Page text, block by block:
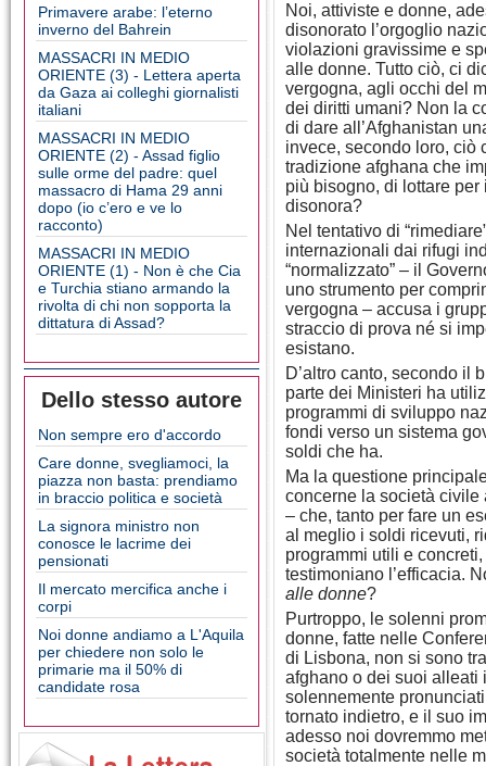
Primavere arabe: l’eterno
inverno del Bahrein
MASSACRI IN MEDIO
ORIENTE (3) - Lettera aperta
da Gaza ai colleghi giornalisti
italiani
MASSACRI IN MEDIO
ORIENTE (2) - Assad figlio
sulle orme del padre: quel
massacro di Hama 29 anni
dopo (io c’ero e ve lo
racconto)
MASSACRI IN MEDIO
ORIENTE (1) - Non è che Cia
e Turchia stiano armando la
rivolta di chi non sopporta la
dittatura di Assad?
Dello stesso autore
Non sempre ero d'accordo
Care donne, svegliamoci, la
piazza non basta: prendiamo
in braccio politica e società
La signora ministro non
conosce le lacrime dei
pensionati
Il mercato mercifica anche i
corpi
Noi donne andiamo a L'Aquila
per chiedere non solo le
primarie ma il 50% di
candidate rosa
Noi, attiviste e donne,
disonorato l’orgoglio
violazioni gravissime e
alle donne. Tutto ciò, ci
vergogna, agli occhi del
dei diritti umani? Non la
di dare all’Afghanistan
invece, secondo loro, ciò
tradizione afghana che
più bisogno, di lottare
disonora?
Nel tentativo di
internazionali dai rifugi
“normalizzato” – il
uno strumento per
vergogna – accusa i
straccio di prova né si
esistano.
D’altro canto, secondo il
parte dei Ministeri ha
programmi di sviluppo
fondi verso un sistema
soldi che ha.
Ma la questione
concerne la società
– che, tanto per fare un
al meglio i soldi ricevuti,
programmi utili e
testimoniano l’efficacia.
alle donne?
Purtroppo, le solenni
donne, fatte nelle
di Lisbona, non si sono
afghano o dei suoi alleati
solennemente
tornato indietro, e il suo
adesso noi dovremmo
società totalmente nelle